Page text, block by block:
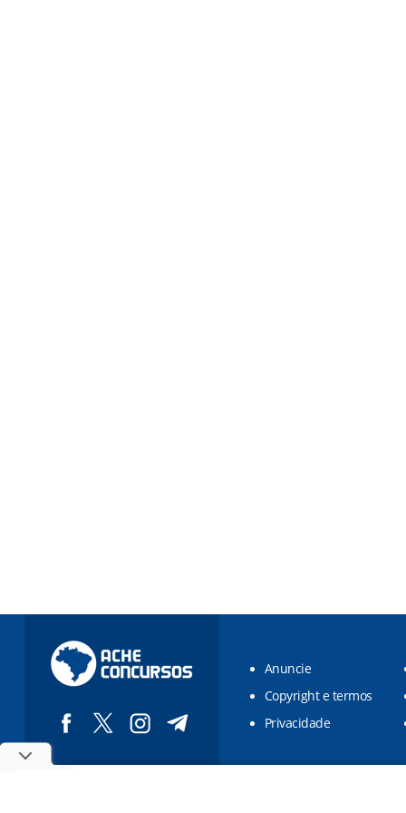
Anuncie
Copyright e termos
Privacidade